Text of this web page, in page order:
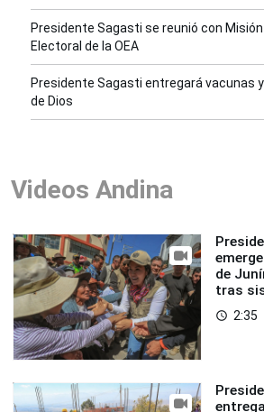
Presidente Sagasti se reunió con
Electoral de la OEA
Presidente Sagasti entregará vacunas
de Dios
Videos Andina
de
tras
access_time 2:35